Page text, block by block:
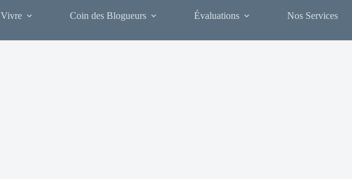
Coin des Blogueurs Évaluations Nos Services